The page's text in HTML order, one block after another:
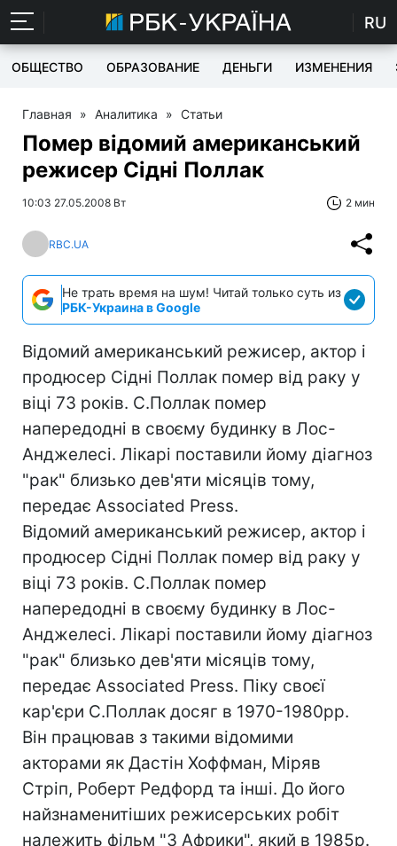
RU
ОБЩЕСТВО ОБРАЗОВАНИЕ ДЕНЬГИ ИЗМЕНЕНИЯ
Главная » Аналитика » Статьи
Помер відомий американський
режисер Сідні Поллак
10:03 27.05.2008 Вт 2 мин
RBC.UA
Не трать время на шум! Читай только суть из
РБК-Украина в Google
Відомий американський режисер, актор і
продюсер Сідні Поллак помер від раку у
віці 73 років. С.Поллак помер
напередодні в своєму будинку в Лос-
Анджелесі. Лікарі поставили йому діагноз
"рак" близько дев'яти місяців тому,
передає Associated Press.
Відомий американський режисер, актор і
продюсер Сідні Поллак помер від раку у
віці 73 років. С.Поллак помер
напередодні в своєму будинку в Лос-
Анджелесі. Лікарі поставили йому діагноз
"рак" близько дев'яти місяців тому,
передає Associated Press. Піку своєї
кар'єри С.Поллак досяг в 1970-1980рр.
Він працював з такими відомими
акторами як Дастін Хоффман, Міряв
Стріп, Роберт Редфорд та інші. До його
найзнаменитіших режисерських робіт
належить фільм "З Африки", який в 1985р.